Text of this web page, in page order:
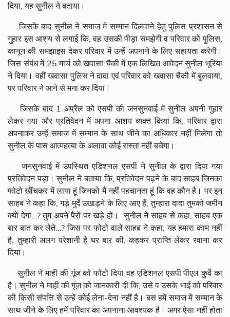
दिया, यह सुनील ने बताया।
जिसके बाद सुनील ने समाज में सम्मान दिलवाने हेतु पुलिस प्रशासन से
गुहार इस आशय से लगाई कि, वह उसकी पीड़ा समझेगी व परिवार को पुलिस,
कानून की समझाइस देकर परिवार में उन्हें अपनाने के लिए सहायता करेगी।
जिस संबंध में 25 मार्च को खवासा चैकी में एक लिखित आवेदन सुनील भूरिया
ने दिया। वहीं खवासा पुलिस ने दादा एवं परिवार को खवासा चैकी में बुलवाया,
पर परिवार ने आने से मना कर दिया।
जिसके बाद 1 अप्रैल को एसपी की जनसुनवाई में सुनील अपनी गुहार
लेकर गया और प्रतिवेदन में अपना आशय व्यक्त किया कि, परिवार द्वारा
अपनाकर उन्हें समाज में सम्मान के साथ जीने का अधिकार नहीं मिलेगा तो
सुनील के पास आत्महत्या के अलावा कोई रास्ता नहीं बचेगा।
जनसुनवाई में उपस्थित एडिशनल एसपी ने सुनील के द्वारा दिया गया
प्रतिवेदन पड़ा। सुनील ने बताया कि, प्रतिवेदन पढ़ने के बाद साहब जिनका
फोटो खींचकर में लाया हूं जिनको मैं नहीं पहचानता हूं कि वह कौन है। पर इन
साहब ने कहा कि, गड़े मुर्दे उखाड़ने के लिए आए हैं, तुम्हारा दादा तुमको जमीन
क्यो देगा...? तुम अपने पैरों पर खड़े हो। सुनील ने साहब से कहा, साहब एक
बार बात कर लेते...? जिस पर फोटो वाले साहब ने कहा, यह हमारा काम नहीं
है, तुम्हारी अलग परेशानी है घर बार की, कहकर प्राप्ति लेकर रवाना कर
दिया।
सुनील ने माही की गूंज को फोटो दिया वह एडिशनल एसपी पीएल कुर्वे का
है। सुनील ने माही की गूंज को जानकारी दी कि, उसे व उसके भाई को परिवार
की किसी संपत्ति से उन्हें कोई लेना-देना नहीं है। बस हमें समाज में सम्मान के
साथ जीने के लिए हमें परिवार का अपनाना आवश्यक है। अगर ऐसा नहीं होता